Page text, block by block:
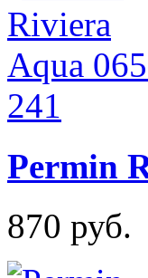
Permin
870 руб.